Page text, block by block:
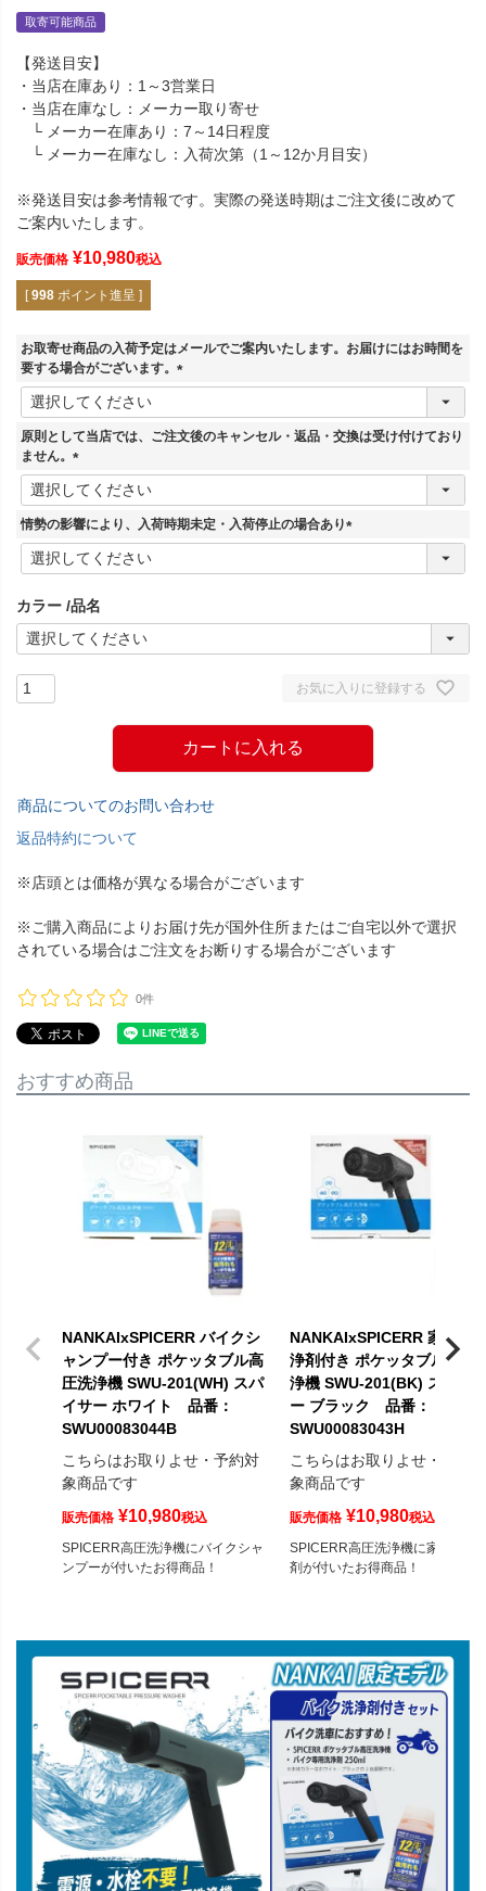
取寄可能商品
【発送目安】
・当店在庫あり：1～3営業日
・当店在庫なし：メーカー取り寄せ
└ メーカー在庫あり：7～14日程度
└ メーカー在庫なし：入荷次第（1～12か月目安）
※発送目安は参考情報です。実際の発送時期はご注文後に改めて
ご案内いたします。
販売価格 ¥10,980税込
[ 998 ポイント進呈 ]
お取寄せ商品の入荷予定はメールでご案内いたします。お届けにはお時間を
要する場合がございます。
(
須
原則として当店では、ご注文後のキャンセル・返品・交換は受け付けており
ません。
(
必
須
情勢の影響により、入荷時期未定・入荷停止の場合あり
(
カラー 品名
お気に入りに登録する
カートに入れる
商品についてのお問い合わせ
返品特約について
※店頭とは価格が異なる場合がございます
※ご購入商品によりお届け先が国外住所またはご自宅以外で選択
されている場合はご注文をお断りする場合がございます
0件
おすすめ商品
NANKAIxSPICERR バイクシ
ャンプー付き ポケッタブル高
圧洗浄機 SWU-201(WH) スパ
イサー ホワイト 品番：
SWU00083044B
こちらはお取りよせ・予約対
象商品です
販売価格 ¥10,980税込
SPICERR高圧洗浄機にバイクシャ
ンプーが付いたお得商品！
NANKAIxSPICERR 家庭用
浄剤付き ポケッタブル高圧
浄機 SWU-201(BK) スパイ
ー ブラック 品番：
SWU00083043H
こちらはお取りよせ・予約対
象商品です
販売価格 ¥10,980税込
SPICERR高圧洗浄機に家庭用洗
剤が付いたお得商品！